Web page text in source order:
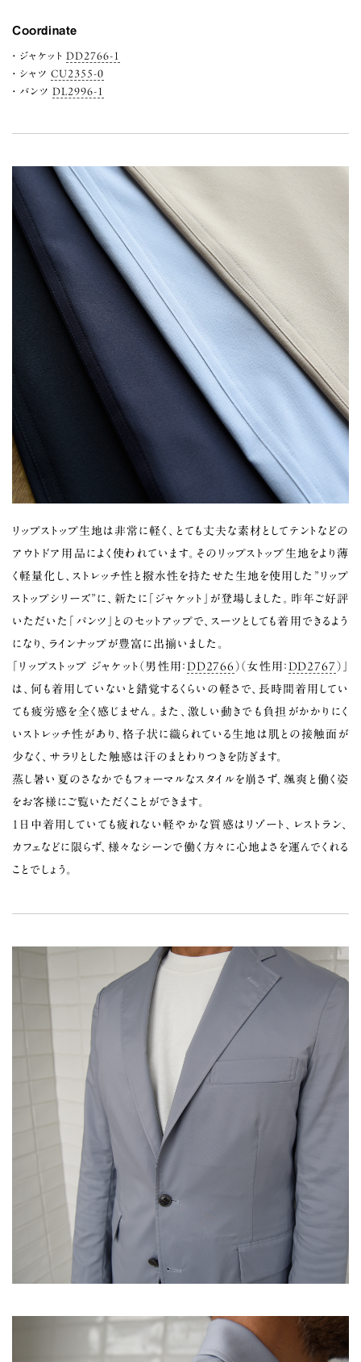
Coordinate
ジャケット DD2766-1
シャツ CU2355-0
パンツ DL2996-1
リップストップ生地は非常に軽く、とても丈夫な素材としてテントなどの
アウトドア用品によく使われています。そのリップストップ生地をより薄
く軽量化し、ストレッチ性と撥水性を持たせた生地を使用した”リップ
ストップシリーズ”に、新たに「ジャケット」が登場しました。昨年ご好評
いただいた「パンツ」とのセットアップで、スーツとしても着用できるよう
になり、ラインナップが豊富に出揃いました。
「リップストップ ジャケット（男性用： DD2766 ）（女性用： DD2767 ）」
は、何も着用していないと錯覚するくらいの軽さで、長時間着用してい
ても疲労感を全く感じません。また、激しい動きでも負担がかかりにく
いストレッチ性があり、格子状に織られている生地は肌との接触面が
少なく、サラリとした触感は汗のまとわりつきを防ぎます。
蒸し暑い夏のさなかでもフォーマルなスタイルを崩さず、颯爽と働く姿
をお客様にご覧いただくことができます。
1日中着用していても疲れない軽やかな質感はリゾート、レストラン、
カフェなどに限らず、様々なシーンで働く方々に心地よさを運んでくれる
ことでしょう。